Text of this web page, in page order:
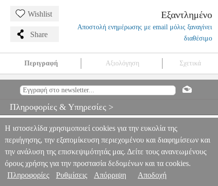
Wishlist
Share
Εξαντλημένο
Αποστολή ενημέρωσης με email μόλις ξαναγίνει
διαθέσιμο
Περιγραφή Αξιολόγηση Σχετικά
CARPLAY -WIRELESS ANDROID AUTO
PER.279508
DIGITAL IQ X1600 (CPAA) USB ADAPTOR FOR WIRELESS
CARPLAY -WIRELESS ANDROID AUTO
0
Πληροφορίες & Υπηρεσίες >
Η ιστοσελίδα χρησιμοποιεί cookies για την ευκολία της
περιήγησης, την εξατομίκευση περιεχομένου και διαφημίσεων και
την ανάλυση της επισκεψιμότητάς μας. Δείτε τους ανανεωμένους
όρους χρήσης για την προστασία δεδομένων και τα cookies.
Πληροφορίες
Ρυθμίσεις Απόρριψη Αποδοχή